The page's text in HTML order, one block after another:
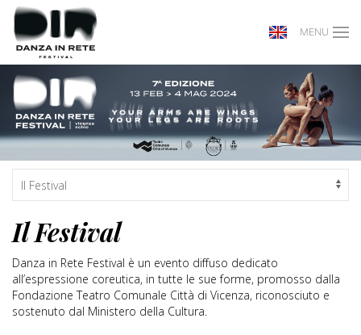
MENU
Il Festival
Danza in Rete Festival è un evento diffuso dedicato
all’espressione coreutica, in tutte le sue forme, promosso dalla
Fondazione Teatro Comunale Città di Vicenza, riconosciuto e
sostenuto dal Ministero della Cultura.